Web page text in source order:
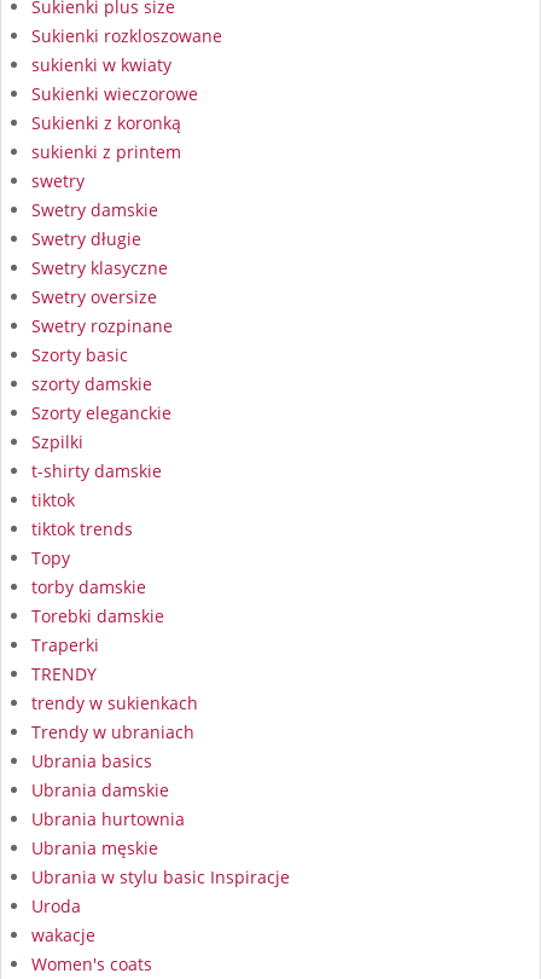
Sukienki plus size
Sukienki rozkloszowane
sukienki w kwiaty
Sukienki wieczorowe
Sukienki z koronką
sukienki z printem
swetry
Swetry damskie
Swetry długie
Swetry klasyczne
Swetry oversize
Swetry rozpinane
Szorty basic
szorty damskie
Szorty eleganckie
Szpilki
t-shirty damskie
tiktok
tiktok trends
Topy
torby damskie
Torebki damskie
Traperki
TRENDY
trendy w sukienkach
Trendy w ubraniach
Ubrania basics
Ubrania damskie
Ubrania hurtownia
Ubrania męskie
Ubrania w stylu basic Inspiracje
Uroda
wakacje
Women's coats